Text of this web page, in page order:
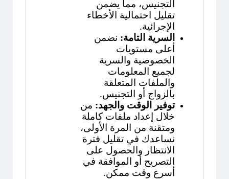
التجنيس، مما يضمن
تقليل احتمالية الأخطاء
الإجرائية.
السرية التامة: نضمن
أعلى مستويات
الخصوصية والسرية
لجميع المعلومات
والملفات المتعلقة
بالزواج أو التجنيس.
توفير الوقت والجهد: من
خلال إعداد ملفات كاملة
ومتقنة من المرة الأولى،
نساعدك في تقليل فترة
الانتظار والحصول على
التصريح أو الموافقة في
أسرع وقت ممكن.